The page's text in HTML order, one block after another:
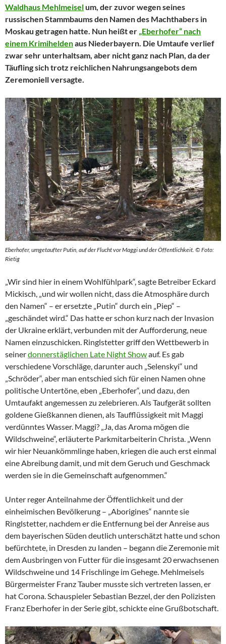
Waldhaus Mehlmeiselum, der zuvor wegen seines
russischen Stammbaums den Namen des Machthabers in
Moskau getragen hatte. Nun heißt er „Eberhofer“ nach
einem Krimiheldenaus Niederbayern. Die Umtaufe verlief
zwar sehr unterhaltsam, aber nicht ganz nach Plan, da der
Täufling sich trotz reichlichen Nahrungsangebots dem
Zeremoniell versagte.
Eberhofer, umgetaufter Putin, auf der Flucht vor Maggi und der Öffentlichkeit. © Foto:
Rietig
„Wir sind hier in einem Wohlfühlpark“, sagte Betreiber Eckard
Mickisch, „und wir wollen nicht, dass die Atmosphäre durch
den Namen“ – er ersetzte „Putin“ durch ein „Piep“ –
„geschändet wird.“ Das hatte er schon kurz nach der Invasion
der Ukraine erklärt, verbunden mit der Aufforderung, neue
Namen einzuschicken. Ringlstetter griff den Wettbewerb in
seinerdonnerstäglichen Late Night Showauf. Es gab
verschiedene Vorschläge, darunter auch „Selenskyi“ und
„Schröder“, aber man entschied sich für einen Namen ohne
politische Untertöne, eben „Eberhofer“, und dazu, den
Umtaufakt angemessen zu zelebrieren. Als Taufgerät sollten
goldene Gießkannen dienen, als Taufflüssigkeit mit Maggi
verdünntes Wasser. Maggi? „Ja, das Aroma mögen die
Wildschweine“, erläuterte Parkmitarbeiterin Christa. „Wenn
wir hier Neuankömmlinge haben, kriegen die auch erst einmal
eine Abreibung damit, und mit dem Geruch und Geschmack
werden sie in die Gemeinschaft aufgenommen.“
Unter reger Anteilnahme der Öffentlichkeit und der
einheimischen Bevölkerung – „Aborigines“ nannte sie
Ringlstetter, nachdem er die Entfernung bei der Anreise aus
dem bayerischen Süden deutlich unterschätzt hatte und schon
befürchtete, in Dresden zu landen – begann die Zeremonie mit
dem Ausbringen von Futter für die insgesamt 20 erwachsenen
Wildschweine und 14 Frischlinge im Gehege. Mehlmeisels
Bürgermeister Franz Tauber musste sich vertreten lassen, er
hat Corona. Schauspieler Sebastian Bezzel, der den Polizisten
Franz Eberhofer in der Serie gibt, schickte eine Grußbotschaft.